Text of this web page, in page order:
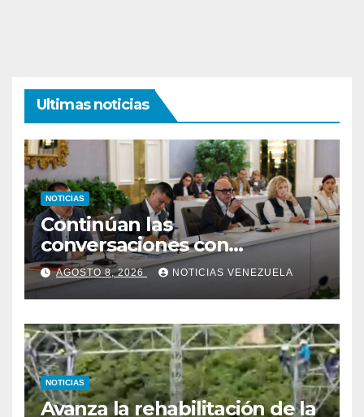
Ultimas noticias
NOTICIAS
Continúan las
conversaciones con
delegación de la Asamblea
Nacional de 2015
AGOSTO 8, 2026 NOTICIAS VENEZUELA
NOTICIAS
Avanza la rehabilitación de la